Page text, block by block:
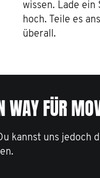
wissen. Lade ein
hoch. Teile es
überall.
WAY FÜR
kannst uns jedoch